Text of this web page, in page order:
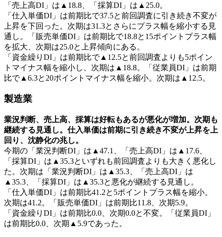
「売上高DI」は▲18.8、「採算DI」は▲25.0。
「仕入単価DI」は前期比で37.5と前回調査に引き続き不変が
上昇を下回った。次期は31.3とさらにプラス幅を縮小する見
通し。「販売単価DI」は前期比で18.8と15ポイントプラス幅
を拡大、次期は25.0と上昇傾向にある。
「資金繰りDI」は前期比で▲12.5と前回調査よりも5ポイン
トマイナス幅を縮小し、次期は▲18.8。「従業員DI」は前期
比で▲6.3と20ポイントマイナス幅を縮小。次期は▲12.5。
製造業
業況判断、売上高、採算は好転もあるが悪化が増加。次期も
継続する見通し。仕入単価は前期に引き続き不変が上昇を上
回り、沈静化の兆し。
今期の「業況判断DI」は▲47.1、「売上高DI」は▲17.6、
「採算DI」は▲35.3といずれも前回調査よりも大きく悪化し
た。次期は「業況判断DI」は▲35.3、「売上高DI」は
▲35.3、「採算DI」は▲35.3と悪化が継続する見通し。
「仕入単価DI」は前期比41.2と5ポイントプラス幅を縮小。
次期は41.2。「販売単価DI」は前期比11.8、次期5.9。
「資金繰りDI」は前期比0.0、次期0.0と不変。「従業員DI」
は前期比0.0、次期▲5.9であった。